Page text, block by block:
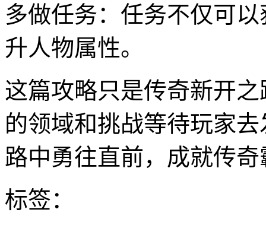
多做任务：任务不仅可
升人物属性。
这篇攻略只是传奇新开
的领域和挑战等待玩家
路中勇往直前，成就传
标签：